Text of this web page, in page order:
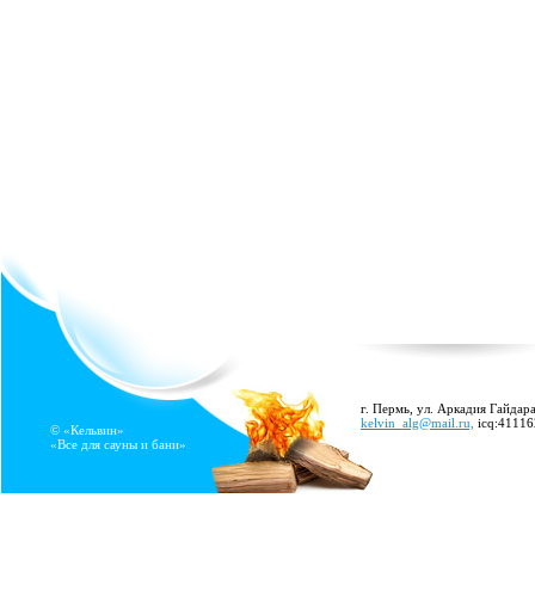
© «Кельвин»
«Все для сауны и бани»
г. Пермь, ул. Аркадия
kelvin_alg@mail.ru,